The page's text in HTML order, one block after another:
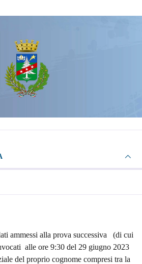
ammessi alla prova successiva (di cui
alle ore 9:30 del 29 giugno 2023
del proprio cognome compresi tra la